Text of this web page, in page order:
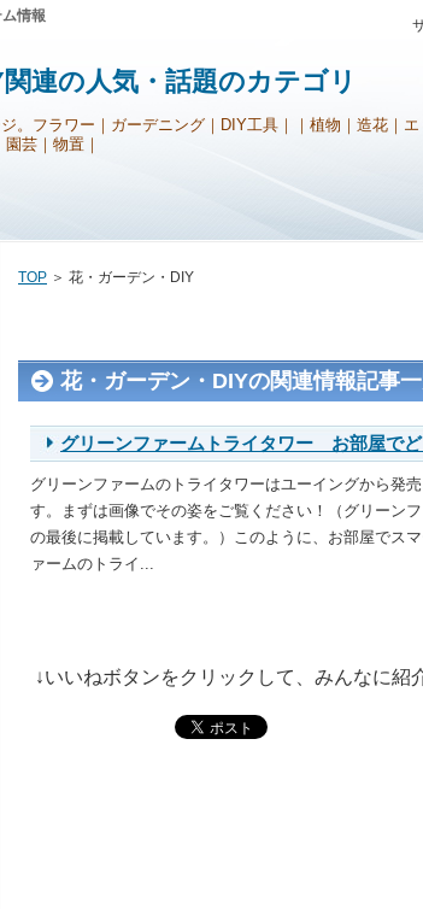
情報
連の人気・話題のカテゴリ
。フラワー｜ガーデニング｜DIY工具｜｜植物｜造花｜エ
芸｜物置｜
TOP ＞ 花・ガーデン・DIY
花・ガーデン・DIYの関連情報記事
グリーンファームトライタワー お部屋で
グリーンファームのトライタワーはユーイングから発
す。まずは画像でその姿をご覧ください！（グリーン
の最後に掲載しています。）このように、お部屋でス
ァームのトライ...
↓いいねボタンをクリックして、みんなに紹